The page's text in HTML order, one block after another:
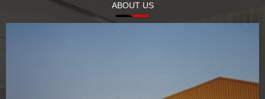
ABOUT US